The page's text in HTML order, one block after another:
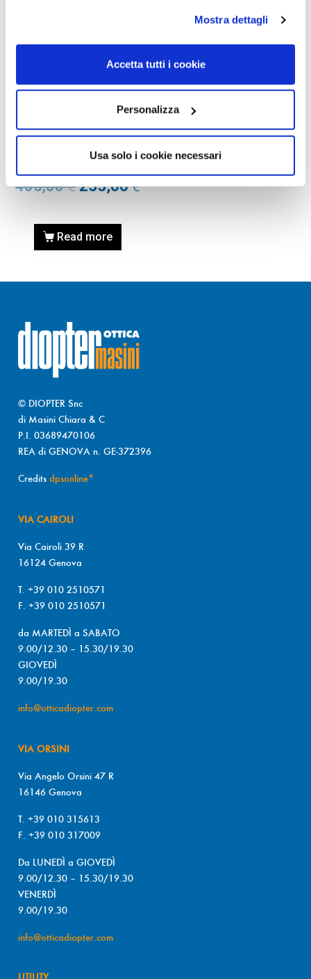
Mostra dettagli
Accetta tutti i cookie
Personalizza
Usa solo i cookie necessari
OCCHIALI DA SOLE
OCCHIALE DA SOLE SAINT
LAURENT SL 301 LOULOU-
002 BLACK / NERO
405,00€ 255,00€
Read more
© DIOPTER Snc
di Masini Chiara & C
P.I. 03689470106
REA di GENOVA n. GE-372396
Credits dpsonline*
VIA CAIROLI
Via Cairoli 39 R
16124 Genova
T. +39 010 2510571
F. +39 010 2510571
da MARTEDÌ a SABATO
9.00/12.30 – 15.30/19.30
GIOVEDÌ
9.00/19.30
info@otticadiopter.com
VIA ORSINI
Via Angelo Orsini 47 R
16146 Genova
T. +39 010 315613
F. +39 010 317009
Da LUNEDÌ a GIOVEDÌ
9.00/12.30 – 15.30/19.30
VENERDÌ
9.00/19.30
info@otticadiopter.com